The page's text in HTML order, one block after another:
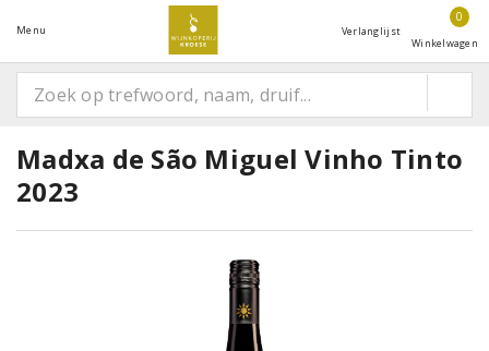
Menu Verlanglijst
0
Winkelwagen
Madxa de São Miguel Vinho Tinto
2023